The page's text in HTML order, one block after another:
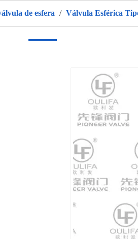
de esfera / Válvula Esférica